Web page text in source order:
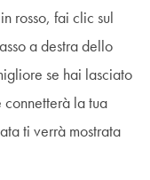
rosso, fai clic sul
a destra dello
se hai lasciato
connetterà la tua
ti verrà mostrata